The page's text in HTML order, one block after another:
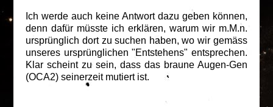
Ich werde auch keine Antwort dazu geben können,
denn dafür müsste ich erklären, warum wir m.M.n.
ursprünglich dort zu suchen haben, wo wir gemäss
unseres ursprünglichen "Entstehens" entsprechen.
Klar scheint zu sein, dass das braune Augen-Gen
(OCA2) seinerzeit mutiert ist.